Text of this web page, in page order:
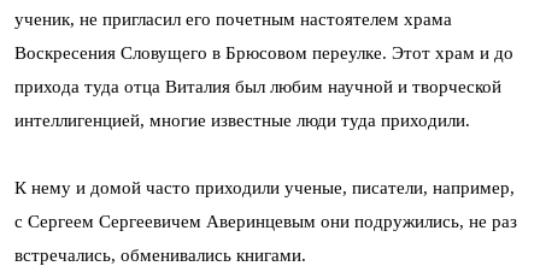
ученик, не пригласил его почетным настоятелем храма
Воскресения Словущего в Брюсовом переулке. Этот храм и до
прихода туда отца Виталия был любим научной и творческой
интеллигенцией, многие известные люди туда приходили.
К нему и домой часто приходили ученые, писатели, например,
с Сергеем Сергеевичем Аверинцевым они подружились, не раз
встречались, обменивались книгами.